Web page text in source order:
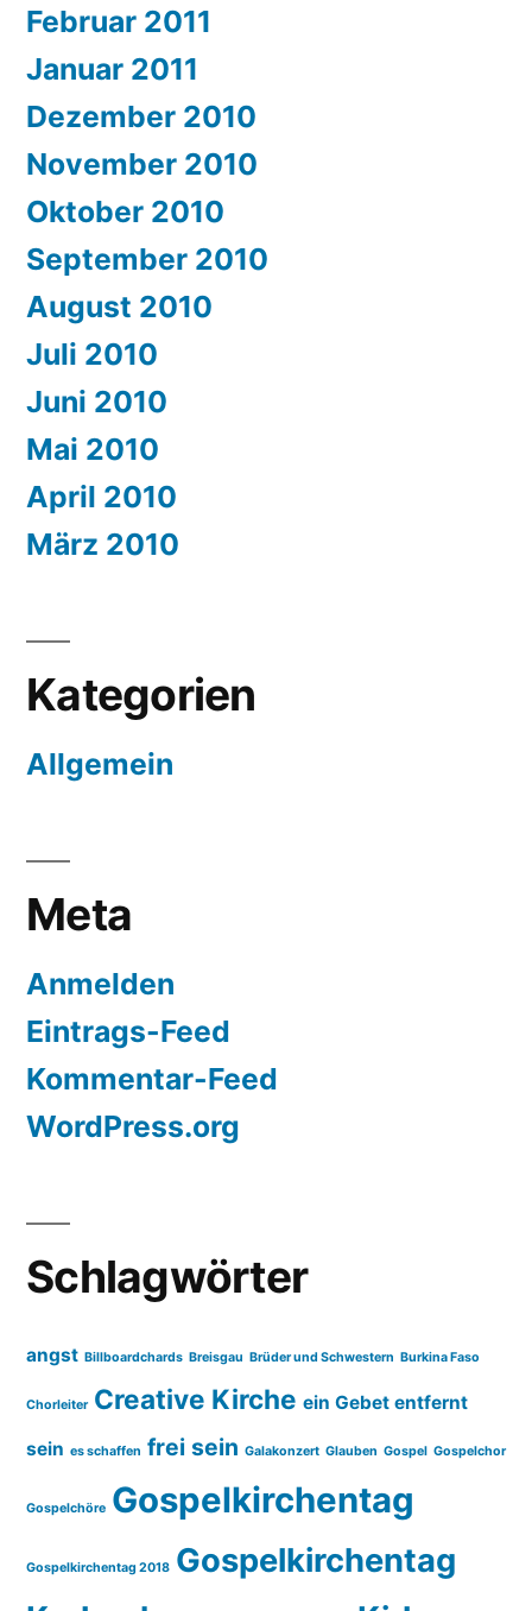
Februar 2011
Januar 2011
Dezember 2010
November 2010
Oktober 2010
September 2010
August 2010
Juli 2010
Juni 2010
Mai 2010
April 2010
März 2010
Kategorien
Allgemein
Meta
Anmelden
Eintrags-Feed
Kommentar-Feed
WordPress.org
Schlagwörter
angst Billboardchards Breisgau Brüder und Schwestern Burkina Faso
Chorleiter Creative Kirche ein Gebet entfernt
sein es schaffen frei sein Galakonzert Glauben Gospel Gospelchor
Gospelchöre Gospelkirchentag
Gospelkirchentag 2018 Gospelkirchentag